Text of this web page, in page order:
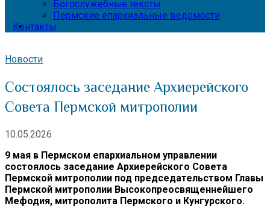
Богослужебные тексты
Пермские епархиальные ведомости
Контакты
Новости
Состоялось заседание Архиерейского
Совета Пермской митрополии
10.05.2026
9 мая в Пермском епархиальном управлении
состоялось заседание Архиерейского Совета
Пермской митрополии под председательством Главы
Пермской митрополии Высокопреосвященнейшего
Мефодия, митрополита Пермского и Кунгурского.